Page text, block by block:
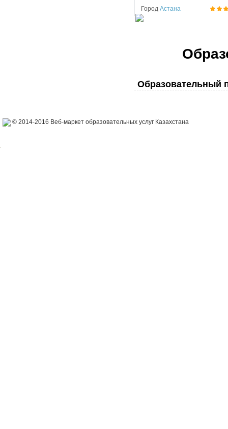
Город Астана
Образовательный
© 2014-2016 Веб-маркет образовательных услуг Казахстана